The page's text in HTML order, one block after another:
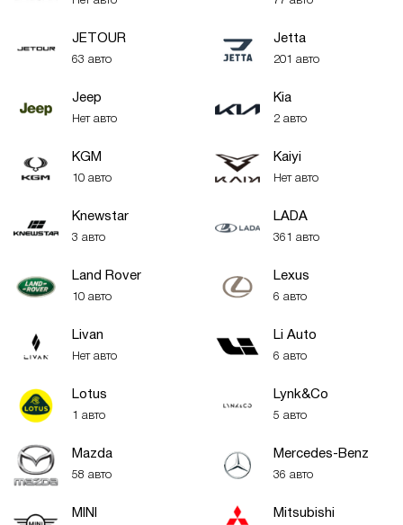
JETOUR
63 авто
Jetta
201 авто
Jeep
Нет авто
Kia
2 авто
KGM
10 авто
Kaiyi
Нет авто
Knewstar
3 авто
LADA
361 авто
Land Rover
10 авто
Lexus
6 авто
Livan
Нет авто
Li Auto
6 авто
Lotus
1 авто
Lynk&Co
5 авто
Mazda
58 авто
Mercedes-Benz
36 авто
MINI Mitsubishi